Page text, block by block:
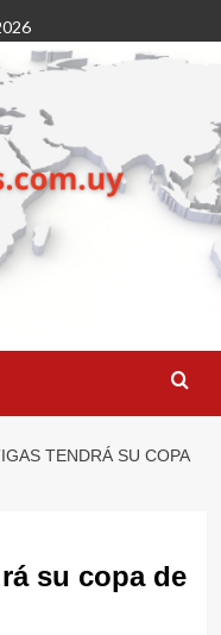
TENDRÁ SU COPA
su copa de